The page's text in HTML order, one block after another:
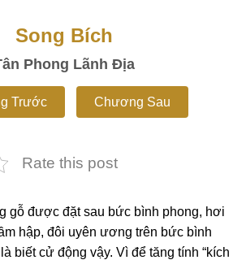
Song Bích
Phong Lãnh Địa
Trước Chương Sau
Rate this post
gỗ được đặt sau bức bình phong, hơi
hập, đôi uyên ương trên bức bình
biết cử động vậy. Vì để tăng tính “kích